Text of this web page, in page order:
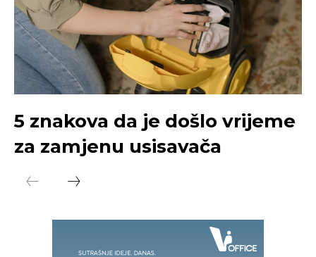
5 znakova da je došlo vrijeme
za zamjenu usisavača